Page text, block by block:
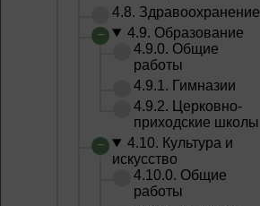
4.8. Здравоохранение
4.9. Образование
4.9.0. Общие
работы
4.9.1. Гимназии
4.9.2. Церковно-
приходские школы
4.10. Культура и
искусство
4.10.0. Общие
работы